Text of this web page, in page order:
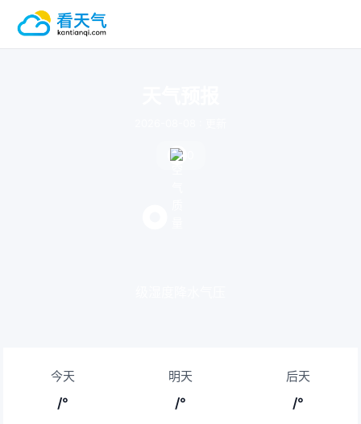
今天
/°
明天
/°
后天
/°